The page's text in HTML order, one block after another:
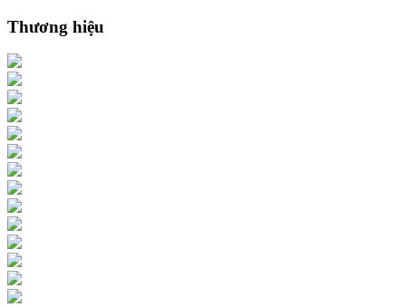
Thương hiệu